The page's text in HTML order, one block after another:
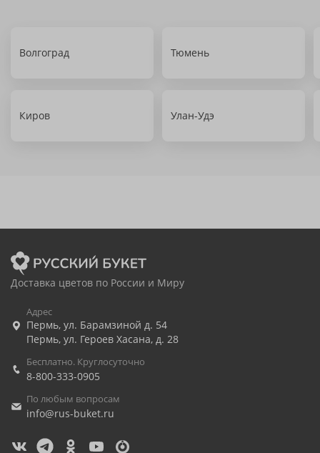
Волгоград Тюмень
Киров Улан-Удэ
Доставка цветов по России и Миру
Адрес
Пермь, ул. Барамзиной д. 54
Пермь, ул. Героев Хасана, д. 28
Бесплатно. Круглосуточно
8-800-333-0905
По любым вопросам
info@rus-buket.ru